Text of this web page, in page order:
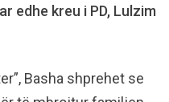
edhe kreu i PD, Lulzim
Basha shprehet se